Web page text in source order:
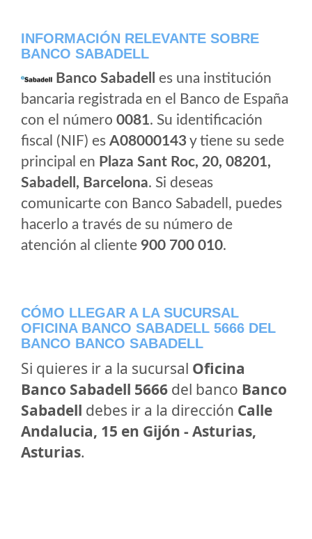
INFORMACIÓN RELEVANTE SOBRE
BANCO SABADELL
Banco Sabadell
es una institución
bancaria registrada en el Banco de España
con el número 0081. Su identificación
fiscal (NIF) es A08000143y tiene su sede
principal en Plaza Sant Roc, 20, 08201,
Sabadell, Barcelona. Si deseas
comunicarte con Banco Sabadell, puedes
hacerlo a través de su número de
atención al cliente 900 700 010.
CÓMO LLEGAR A LA SUCURSAL
OFICINA BANCO SABADELL 5666 DEL
BANCO BANCO SABADELL
Si quieres ir a la sucursal Oficina
Banco Sabadell 5666 del banco Banco
Sabadell debes ir a la dirección Calle
Andalucia, 15 en Gijón - Asturias,
Asturias.